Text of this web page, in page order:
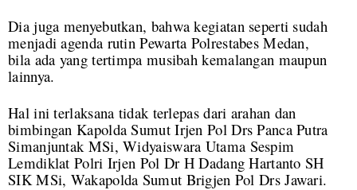
Dia juga menyebutkan, bahwa kegiatan seperti sudah
menjadi agenda rutin Pewarta Polrestabes Medan,
bila ada yang tertimpa musibah kemalangan maupun
lainnya.
Hal ini terlaksana tidak terlepas dari arahan dan
bimbingan Kapolda Sumut Irjen Pol Drs Panca Putra
Simanjuntak MSi, Widyaiswara Utama Sespim
Lemdiklat Polri Irjen Pol Dr H Dadang Hartanto SH
SIK MSi, Wakapolda Sumut Brigjen Pol Drs Jawari.